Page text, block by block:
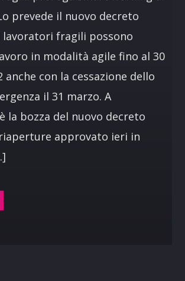
prevede il nuovo decreto
fragili possono
in modalità agile fino al 30
anche con la cessazione dello
il 31 marzo. A
la bozza del nuovo decreto
approvato ieri in